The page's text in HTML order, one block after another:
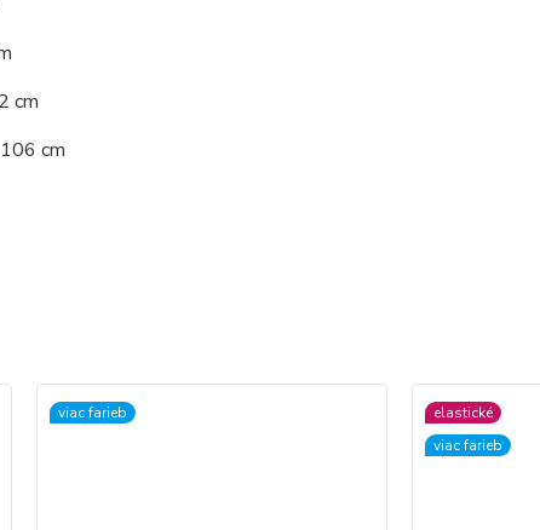
cm
cm
viac farieb
elastické
viac farieb